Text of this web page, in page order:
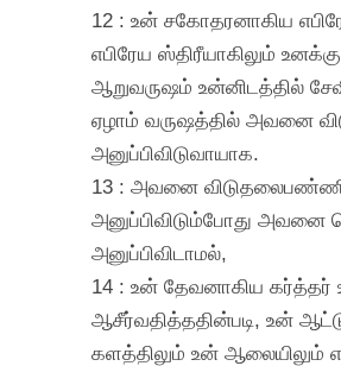
12 : உன் சகோதரனாகிய
எபிரேய ஸ்திரீயாகிலும்
ஆறுவருஷம் உன்னிடத்தில்
ஏழாம் வருஷத்தில் அவனை
அனுப்பிவிடுவாயாக.
13 : அவனை
அனுப்பிவிடும்போது அவனை
அனுப்பிவிடாமல்,
14 : உன் தேவனாகிய
ஆசீர்வதித்ததின்படி, உன்
களத்திலும் உன் ஆலையிலும்